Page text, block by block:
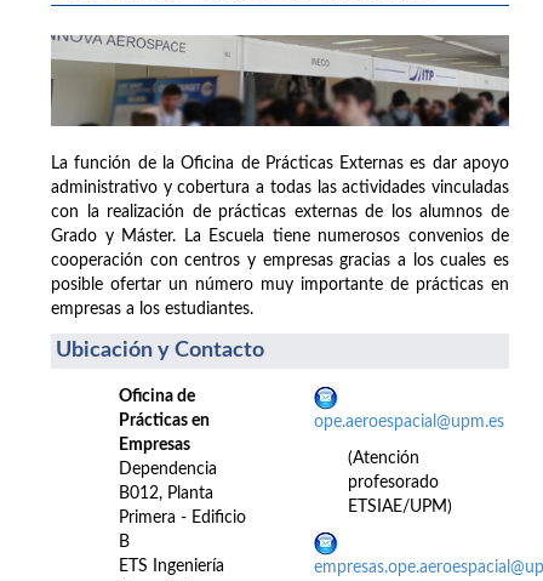
La función de la Oficina de Prácticas Externas es dar apoyo
administrativo y cobertura a todas las actividades vinculadas
con la realización de prácticas externas de los alumnos de
Grado y Máster. La Escuela tiene numerosos convenios de
cooperación con centros y empresas gracias a los cuales es
posible ofertar un número muy importante de prácticas en
empresas a los estudiantes.
Ubicación y Contacto
Oficina de
Prácticas en
Empresas
Dependencia
B012, Planta
Primera - Edificio
B
ETS Ingeniería
ope.aeroespacial@upm.es
(Atención
profesorado
ETSIAE/UPM)